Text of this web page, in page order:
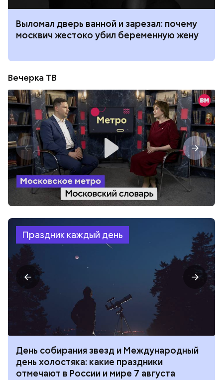
Выломал дверь ванной и зарезал: почему
москвич жестоко убил беременную жену
Вечерка ТВ
Праздник каждый день
День собирания звезд и Международный
день холостяка: какие праздники
отмечают в России и мире 7 августа